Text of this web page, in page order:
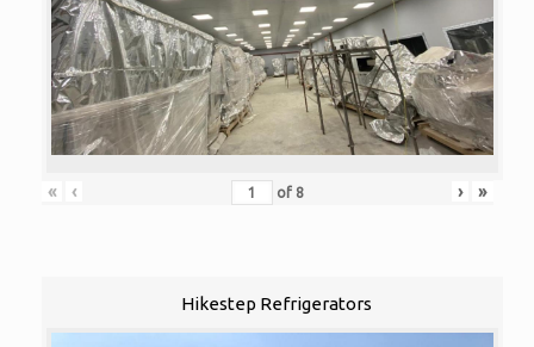
« ‹ of 8 › »
Hikestep Refrigerators